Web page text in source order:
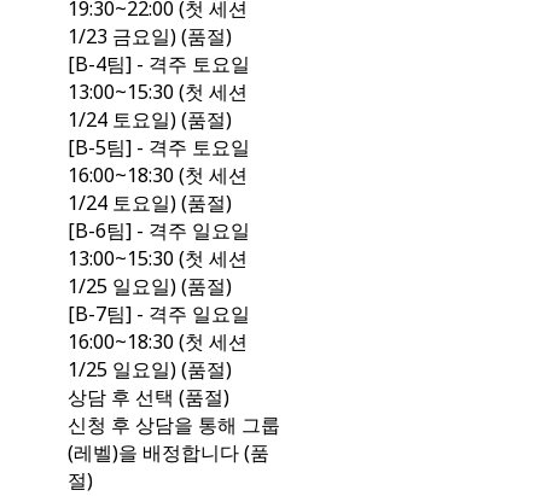
19:30~22:00 (첫 세션
1/23 금요일) (품절)
[B-4팀] - 격주 토요일
13:00~15:30 (첫 세션
1/24 토요일) (품절)
[B-5팀] - 격주 토요일
16:00~18:30 (첫 세션
1/24 토요일) (품절)
[B-6팀] - 격주 일요일
13:00~15:30 (첫 세션
1/25 일요일) (품절)
[B-7팀] - 격주 일요일
16:00~18:30 (첫 세션
1/25 일요일) (품절)
상담 후 선택 (품절)
신청 후 상담을 통해 그룹
(레벨)을 배정합니다 (품
절)